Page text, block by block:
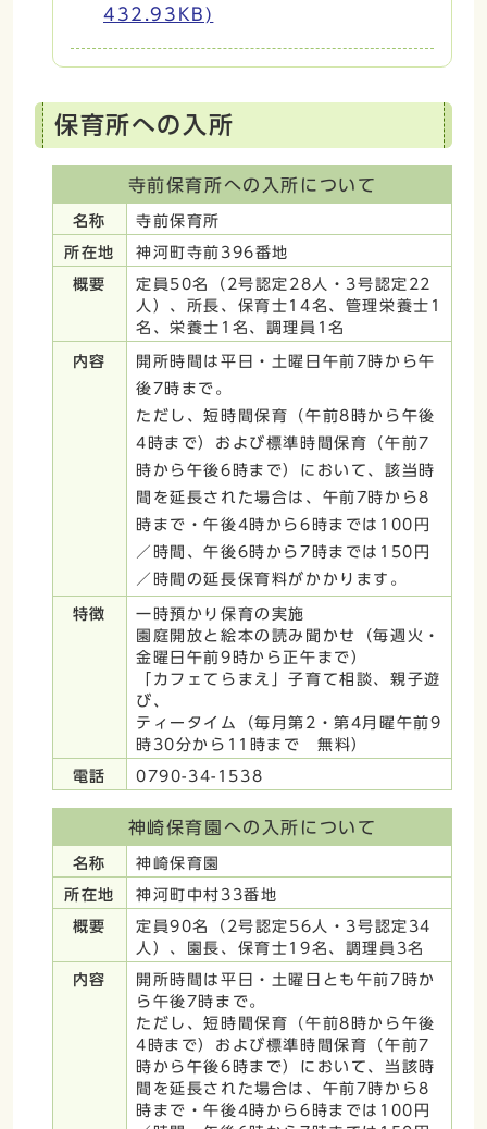
432.93KB)
保育所への入所
寺前保育所への入所について
名称 寺前保育所
所在地 神河町寺前396番地
概要
定員50名（2号認定28人・3号認定22
人）、所長、保育士14名、管理栄養士1
名、栄養士1名、調理員1名
内容
開所時間は平日・土曜日午前7時から午
後7時まで。
ただし、短時間保育（午前8時から午後
4時まで）および標準時間保育（午前7
時から午後6時まで）において、該当時
間を延長された場合は、午前7時から8
時まで・午後4時から6時までは100円
／時間、午後6時から7時までは150円
／時間の延長保育料がかかります。
特徴
一時預かり保育の実施
園庭開放と絵本の読み聞かせ（毎週火・
金曜日午前9時から正午まで）
「カフェてらまえ」子育て相談、親子遊
び、
ティータイム（毎月第2・第4月曜午前9
時30分から11時まで 無料）
電話 0790-34-1538
神崎保育園への入所について
名称 神崎保育園
所在地 神河町中村33番地
概要
定員90名（2号認定56人・3号認定34
人）、園長、保育士19名、調理員3名
内容
開所時間は平日・土曜日とも午前7時か
ら午後7時まで。
ただし、短時間保育（午前8時から午後
4時まで）および標準時間保育（午前7
時から午後6時まで）において、当該時
間を延長された場合は、午前7時から8
時まで・午後4時から6時までは100円